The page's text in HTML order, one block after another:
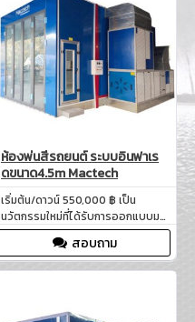
ห้องพ่นสีรถยนต์ ระบบอินฟาเร
ดขนาด4.5m Mactech
เริ่มต้น/ดาวน์ 550,000 ฿ เป็น
นวัตกรรมใหม่ที่ได้รับการออกแบบมา
เพื่อให้การพ่นสีและการอบสีรถยนต์
หรือผลิตภัณฑ์ต่างๆ มีคุณภาพ
สูงสุด ด้วยการใช้เทคโนโลยีระบบอิน
มีประสิทธิภาพ
สอบถาม